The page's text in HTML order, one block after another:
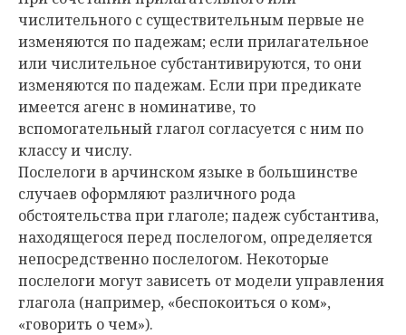
числительного с существительным первые не
изменяются по падежам; если прилагательное
или числительное субстантивируются, то они
изменяются по падежам. Если при предикате
имеется агенс в номинативе, то
вспомогательный глагол согласуется с ним по
классу и числу.
Послелоги в арчинском языке в большинстве
случаев оформляют различного рода
обстоятельства при глаголе; падеж субстантива,
находящегося перед послелогом, определяется
непосредственно послелогом. Некоторые
послелоги могут зависеть от модели управления
глагола (например, «беспокоиться о ком»,
«говорить о чем»).